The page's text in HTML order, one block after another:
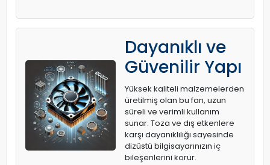
Dayanıklı ve
Güvenilir Yapı
Yüksek kaliteli malzemelerden
üretilmiş olan bu fan, uzun
süreli ve verimli kullanım
sunar. Toza ve dış etkenlere
karşı dayanıklılığı sayesinde
dizüstü bilgisayarınızın iç
bileşenlerini korur.